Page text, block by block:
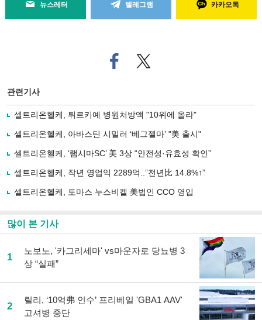
뉴스레터 텔레그램 카카오톡
페
이
로
기
사
유
기
트위
터로
관련기사
셀트리온헬케, 튀르키예 병원처방액 "10위에 올라"
셀트리온헬케, 아바스틴 시밀러 ‘베그젤마’ "美 출시"
셀트리온헬케, ‘램시마SC’ 美 3상 “안전성·유효성 확인”
셀트리온헬케, 작년 영업익 2289억..”전년比 14.8%↑”
셀트리온헬케, 토마스 누스비켈 美법인 CCO 영입
많이 본 기사
1
노보노, '카그리세마' vs마운자로 당뇨병 3
상 “실패”
2
릴리, ‘10억弗 인수’ 프리베일 'GBA1 AAV'
고셔병 중단